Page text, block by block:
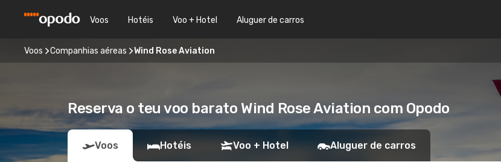
Voos Hotéis Voo + Hotel Aluguer de carros
Voos Companhias aéreas Wind Rose Aviation
Reserva o teu voo barato Wind Rose Aviation com Opodo
Voos Hotéis Voo + Hotel Aluguer de carros